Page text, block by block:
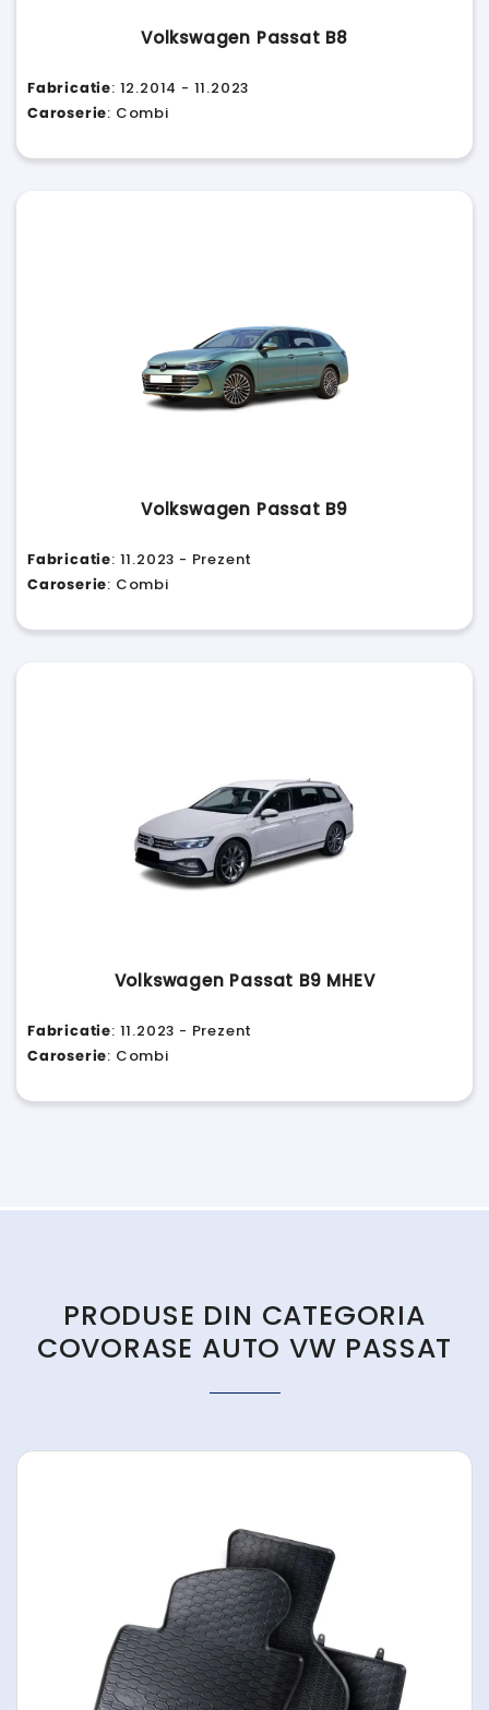
Volkswagen Passat B8
Fabricatie: 12.2014 - 11.2023
Caroserie: Combi
Volkswagen Passat B9
Fabricatie: 11.2023 - Prezent
Caroserie: Combi
Volkswagen Passat B9 MHEV
Fabricatie: 11.2023 - Prezent
Caroserie: Combi
PRODUSE DIN CATEGORIA
COVORASE AUTO VW PASSAT